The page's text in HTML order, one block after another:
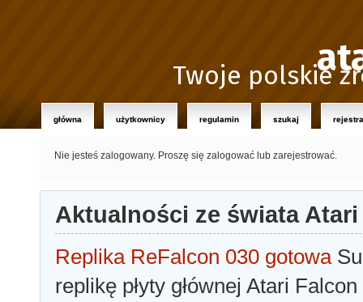
Twoje polskie
główna użytkownicy regulamin szukaj
Nie jesteś zalogowany. Proszę się zalogować lub zarejestrować.
Aktualności ze świata Atari
Replika ReFalcon 030 gotowa
replikę płyty głównej Atari